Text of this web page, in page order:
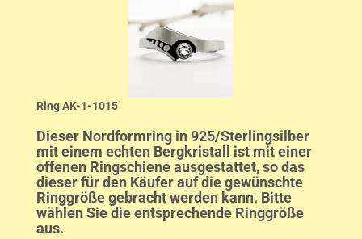
Ring AK-1-1015
Dieser Nordformring in 925/Sterlingsilber
mit einem echten Bergkristall ist mit einer
offenen Ringschiene ausgestattet, so das
dieser für den Käufer auf die gewünschte
Ringgröße gebracht werden kann. Bitte
wählen Sie die entsprechende Ringgröße
aus.